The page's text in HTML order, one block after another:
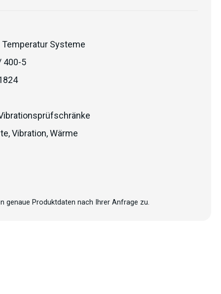
Temperatur Systeme
400-5
,Vibration,Wärme
genaue Produktdaten nach Ihrer Anfrage zu.